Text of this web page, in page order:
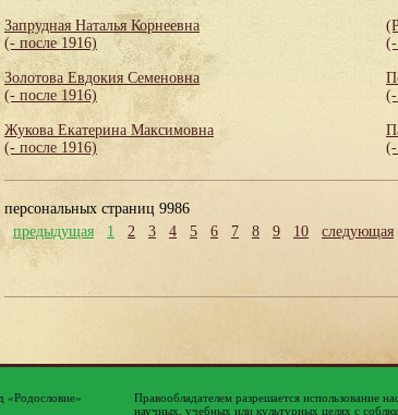
Запрудная Наталья Корнеевна
(- после 1916)
Золотова Евдокия Семеновна
(- после 1916)
Жукова Екатерина Максимовна
(- после 1916)
(-
(-
(-
персональных страниц 9986
предыдущая
1 2 3 4 5 6 7 8 9 10 следующая
«Родословие»
Правообладателем разрешается использование
научных, учебных или культурных целях с